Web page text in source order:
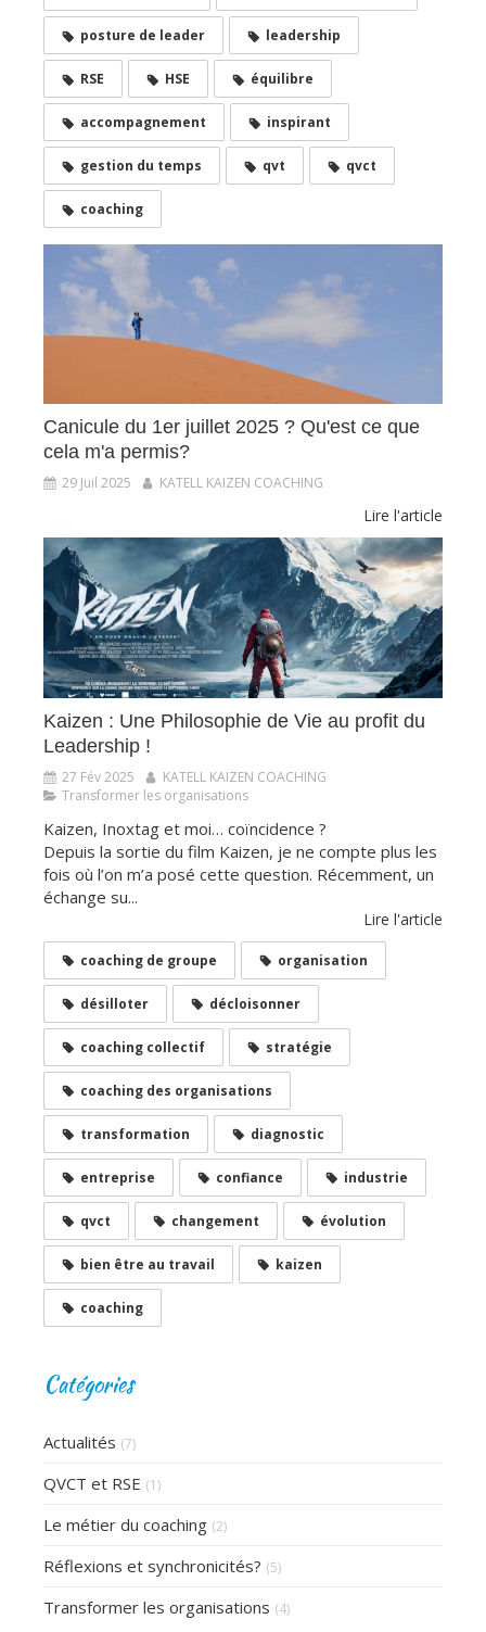
posture de leader leadership
RSE HSE équilibre
accompagnement inspirant
gestion du temps qvt qvct
coaching
Canicule du 1er juillet 2025 ? Qu'est ce que
cela m'a permis?
29 Juil 2025 KATELL KAIZEN COACHING
Lire l'article
​​​​​​​Kaizen : Une Philosophie de Vie au profit du
Leadership !
27 Fév 2025
KATELL KAIZEN COACHING
Transformer les organisations
Kaizen, Inoxtag et moi… coïncidence ?
Depuis la sortie du film Kaizen, je ne compte plus les
fois où l’on m’a posé cette question. Récemment, un
échange su...
Lire l'article
coaching de groupe organisation
désilloter décloisonner
coaching collectif stratégie
coaching des organisations
transformation diagnostic
entreprise confiance industrie
qvct changement évolution
bien être au travail kaizen
coaching
Catégories
Actualités (7)
QVCT et RSE (1)
Le métier du coaching (2)
Réflexions et synchronicités? (5)
Transformer les organisations (4)